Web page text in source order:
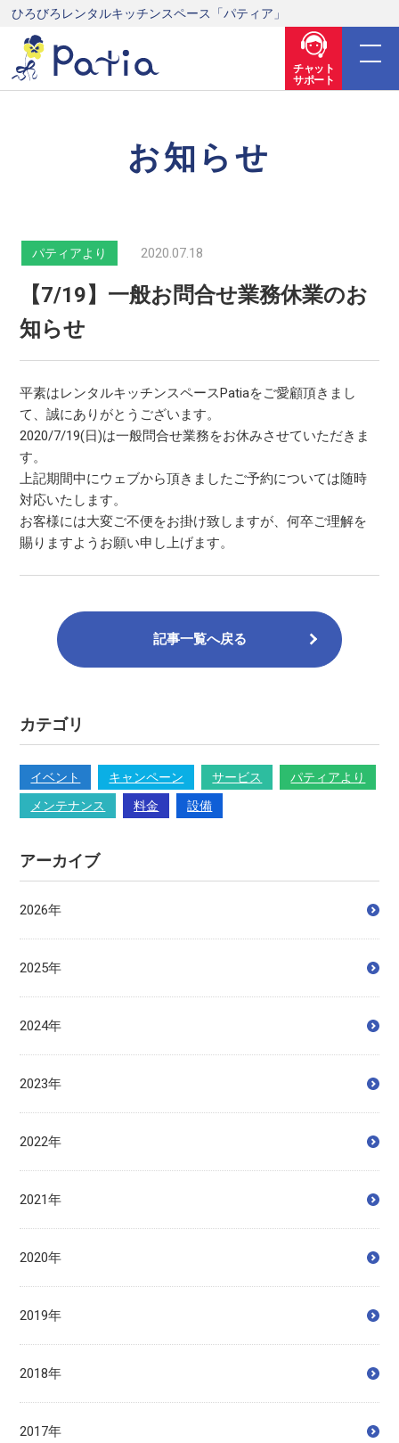
ひろびろレンタルキッチンスペース「パティア」
チャット
サポート
お知らせ
パティアより 2020.07.18
【7/19】一般お問合せ業務休業のお
知らせ
平素はレンタルキッチンスペースPatiaをご愛顧頂きまし
て、誠にありがとうございます。
2020/7/19(日)は一般問合せ業務をお休みさせていただきま
す。
上記期間中にウェブから頂きましたご予約については随時
対応いたします。
お客様には大変ご不便をお掛け致しますが、何卒ご理解を
賜りますようお願い申し上げます。
記事一覧へ戻る
カテゴリ
イベント キャンペーン サービス
パティアより
メンテナンス
料金 設備
アーカイブ
2026年
2025年
2024年
2023年
2022年
2021年
2020年
2019年
2018年
2017年